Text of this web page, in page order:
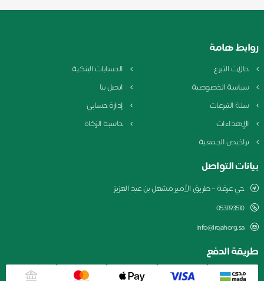
روابط هامة
حالات التبرع
الحسابات البنكية
سياسة الخصوصية
اتصل بنا
سلة التبرعات
إدارة حسابي
الإهداءات
حاسبة الزكاة
تراخيص الجمعية
بيانات التواصل
حي عرقة – طريق الأمير مشعل بن عبد العزيز
0531193510
Info@irqahorg.sa
طريقة الدفع